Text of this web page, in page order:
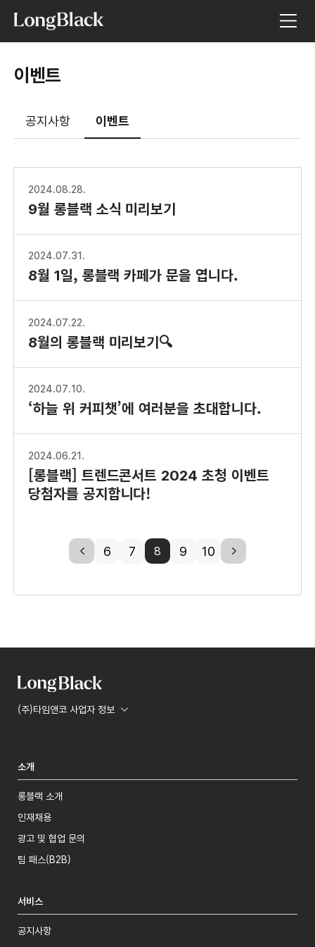
이벤트
공지사항 이벤트
2024.08.28.
9월 롱블랙 소식 미리보기
2024.07.31.
8월 1일, 롱블랙 카페가 문을 엽니다.
2024.07.22.
8월의 롱블랙 미리보기🔍
2024.07.10.
‘하늘 위 커피챗’에 여러분을 초대합니다.
2024.06.21.
[롱블랙] 트렌드콘서트 2024 초청 이벤트
당첨자를 공지합니다!
previous
6 7 8 9 10 next
(주)타임앤코 사업자 정보
소개
롱블랙 소개
인재채용
광고 및 협업 문의
팀 패스(B2B)
서비스
공지사항